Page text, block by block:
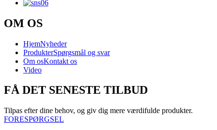
OM OS
HjemNyheder
ProdukterSpørgsmål og svar
Om osKontakt os
Video
FÅ DET SENESTE TILBUD
Tilpas efter dine behov, og giv dig mere værdifulde produkter.
FORESPØRGSEL